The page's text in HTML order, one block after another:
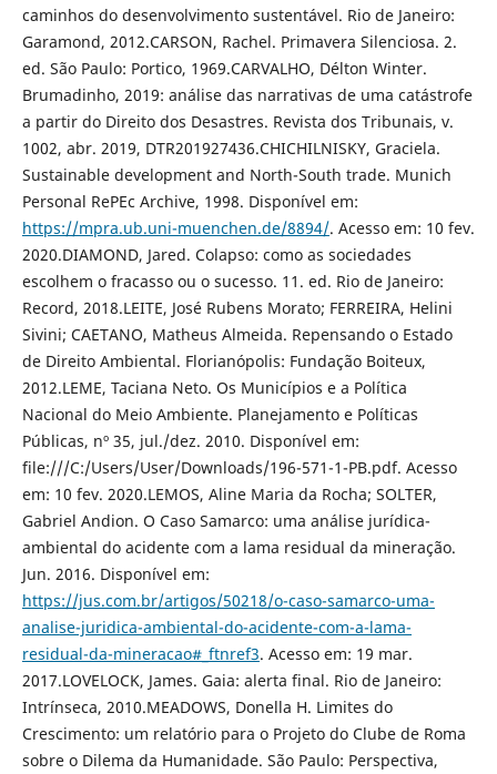
caminhos do desenvolvimento sustentável. Rio de Janeiro:
Garamond, 2012.CARSON, Rachel. Primavera Silenciosa. 2.
ed. São Paulo: Portico, 1969.CARVALHO, Délton Winter.
Brumadinho, 2019: análise das narrativas de uma catástrofe
a partir do Direito dos Desastres. Revista dos Tribunais, v.
1002, abr. 2019, DTR201927436.CHICHILNISKY, Graciela.
Sustainable development and North-South trade. Munich
Personal RePEc Archive, 1998. Disponível em:
https://mpra.ub.uni-muenchen.de/8894/. Acesso em: 10 fev.
2020.DIAMOND, Jared. Colapso: como as sociedades
escolhem o fracasso ou o sucesso. 11. ed. Rio de Janeiro:
Record, 2018.LEITE, José Rubens Morato; FERREIRA, Helini
Sivini; CAETANO, Matheus Almeida. Repensando o Estado
de Direito Ambiental. Florianópolis: Fundação Boiteux,
2012.LEME, Taciana Neto. Os Municípios e a Política
Nacional do Meio Ambiente. Planejamento e Políticas
Públicas, nº 35, jul./dez. 2010. Disponível em:
file:///C:/Users/User/Downloads/196-571-1-PB.pdf. Acesso
em: 10 fev. 2020.LEMOS, Aline Maria da Rocha; SOLTER,
Gabriel Andion. O Caso Samarco: uma análise jurídica-
ambiental do acidente com a lama residual da mineração.
Jun. 2016. Disponível em:
https://jus.com.br/artigos/50218/o-caso-samarco-uma-
analise-juridica-ambiental-do-acidente-com-a-lama-
residual-da-mineracao#_ftnref3. Acesso em: 19 mar.
2017.LOVELOCK, James. Gaia: alerta final. Rio de Janeiro:
Intrínseca, 2010.MEADOWS, Donella H. Limites do
Crescimento: um relatório para o Projeto do Clube de Roma
sobre o Dilema da Humanidade. São Paulo: Perspectiva,